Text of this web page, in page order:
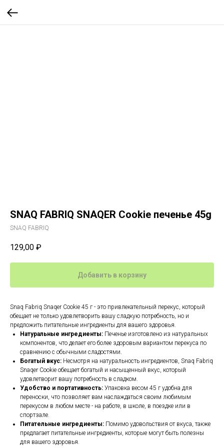
SNAQ FABRIQ SNAQER Cookie печенье 45g
SNAQ FABRIQ
129,00 ₽
Добавить в корзину
Snaq Fabriq Snaqer Cookie 45 г - это привлекательный перекус, который
обещает не только удовлетворить вашу сладкую потребность, но и
предложить питательные ингредиенты для вашего здоровья.
Натуральные ингредиенты: Печенье изготовлено из натуральных
компонентов, что делает его более здоровым вариантом перекуса по
сравнению с обычными сладостями.
Богатый вкус: Несмотря на натуральность ингредиентов, Snaq Fabriq
Snaqer Cookie обещает богатый и насыщенный вкус, который
удовлетворит вашу потребность в сладком.
Удобство и портативность: Упаковка весом 45 г удобна для
переноски, что позволяет вам наслаждаться своим любимым
перекусом в любом месте - на работе, в школе, в поездке или в
спортзале.
Питательные ингредиенты: Помимо удовольствия от вкуса, также
предлагает питательные ингредиенты, которые могут быть полезны
для вашего здоровья.